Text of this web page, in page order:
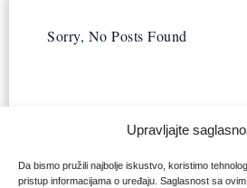
Upravljajte
Da bismo pružili najbolje iskustvo, koristimo
pristup informacijama o uređaju. Saglasnost sa
Sorry, No Posts Found